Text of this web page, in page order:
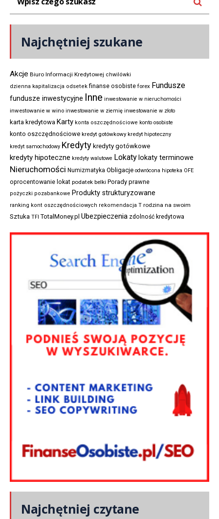
Najchętniej szukane
Akcje Biuro Informacji Kredytowej chwilówki
dzienna kapitalizacja odsetek finanse osobiste forex Fundusze
fundusze inwestycyjne Inne inwestowanie w nieruchomości
inwestowanie w wino inwestowanie w ziemię inwestowanie w złoto
karta kredytowa Karty konta oszczędnościowe konto osobiste
konto oszczędnościowe kredyt gotówkowy kredyt hipoteczny
kredyt samochodowy Kredyty kredyty gotówkowe
kredyty hipoteczne kredyty walutowe Lokatylokaty terminowe
Nieruchomości Numizmatyka Obligacje odwrócona hipoteka OFE
oprocentowanie lokat podatek belki Porady prawne
pożyczki pozabankowe Produkty strukturyzowane
ranking kont oszczędnościowych rekomendacja T rodzina na swoim
Sztuka TFI TotalMoney.pl Ubezpieczenia zdolność kredytowa
Najchętniej czytane